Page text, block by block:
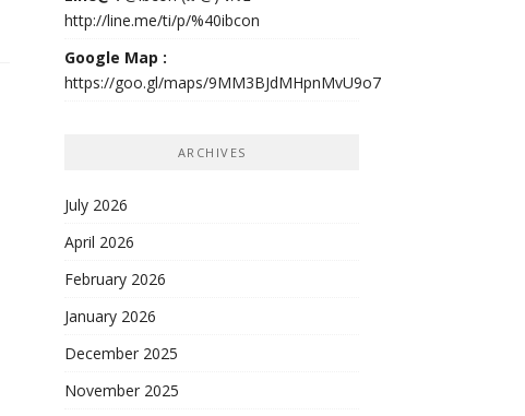
http://line.me/ti/p/%40ibcon
Google Map :
https://goo.gl/maps/9MM3BJdMHpnMvU9o7
ARCHIVES
July 2026
April 2026
February 2026
January 2026
December 2025
November 2025